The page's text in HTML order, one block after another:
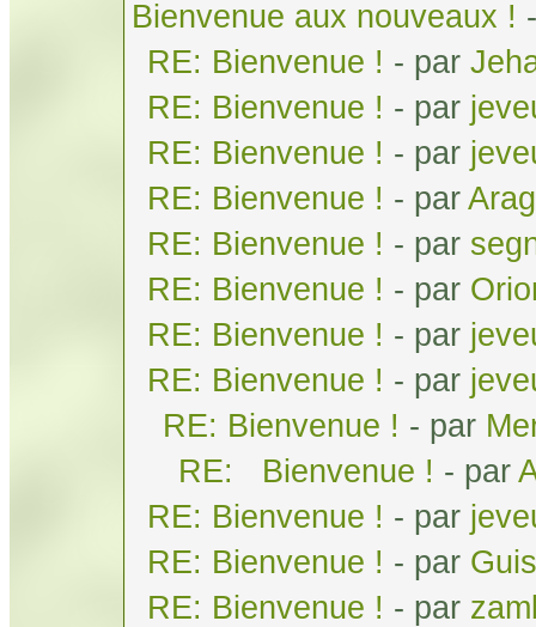
Bienvenue aux nouveaux !
RE: Bienvenue ! - par
RE: Bienvenue ! - par
RE: Bienvenue ! - par
RE: Bienvenue ! - par
RE: Bienvenue ! - par
RE: Bienvenue ! - par
RE: Bienvenue ! - par
RE: Bienvenue ! - par
RE: Bienvenue ! - par
RE: Bienvenue ! - par
RE: Bienvenue ! - par
RE: Bienvenue ! - par
RE: Bienvenue ! - par